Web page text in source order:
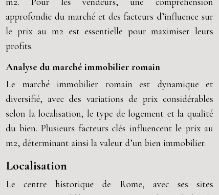
approfondie du marché et des facteurs d’influence sur
le prix au m2 est essentielle pour maximiser leurs
profits.
Analyse du marché immobilier romain
Le marché immobilier romain est dynamique et
diversifié, avec des variations de prix considérables
selon la localisation, le type de logement et la qualité
du bien. Plusieurs facteurs clés influencent le prix au
m2, déterminant ainsi la valeur d’un bien immobilier.
Localisation
Le centre historique de Rome, avec ses sites